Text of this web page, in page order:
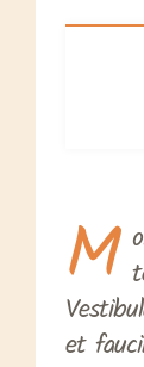
M
et